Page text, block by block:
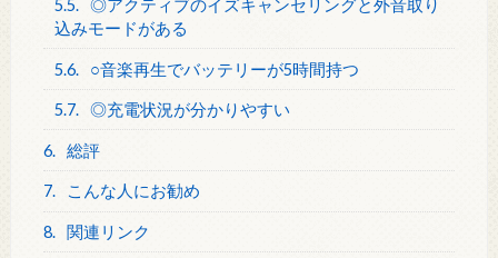
5.5. ◎アクティブのイズキャンセリングと外音取り
込みモードがある
5.6. ○音楽再生でバッテリーが5時間持つ
5.7. ◎充電状況が分かりやすい
6. 総評
7. こんな人にお勧め
8. 関連リンク